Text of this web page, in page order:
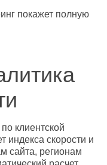
покажет полную
клиентской
индекса скорости и
сайта, регионам